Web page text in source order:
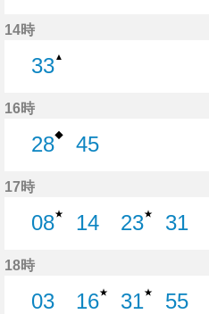
14時
33▲
16時
28◆
45
17時
08★
14
23★
31
18時
03
16★
31★
55